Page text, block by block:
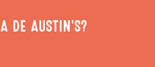
DE AUSTIN'S?